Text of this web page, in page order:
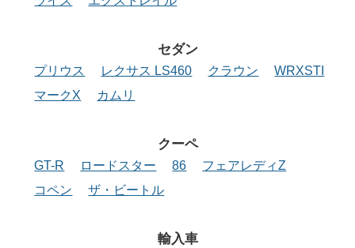
セダン
プリウス レクサス LS460 クラウン
WRXSTI
マークX
カムリ
クーペ
GT-R ロードスター 86
フェアレディZ
コペン
ザ・ビートル
輸入車